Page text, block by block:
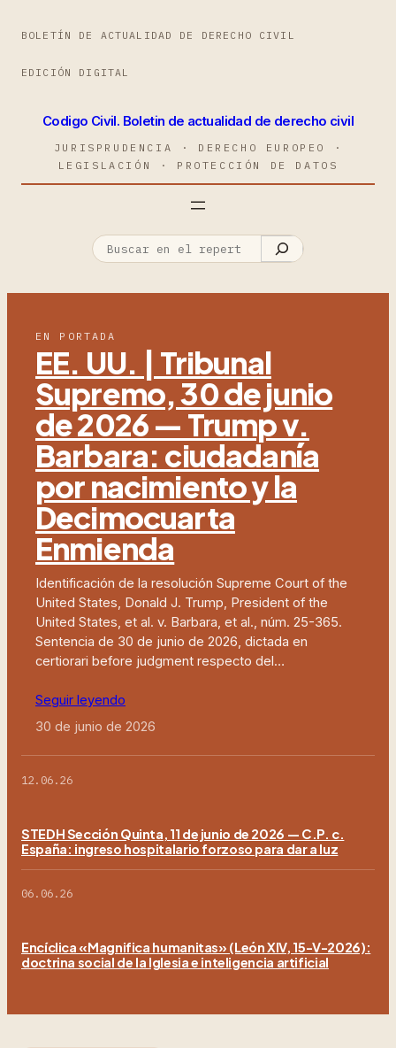
BOLETÍN DE ACTUALIDAD DE DERECHO CIVIL
EDICIÓN DIGITAL
Codigo Civil. Boletin de actualidad de derecho civil
JURISPRUDENCIA · DERECHO EUROPEO ·
LEGISLACIÓN · PROTECCIÓN DE DATOS
EN PORTADA
EE. UU. | Tribunal
Supremo, 30 de junio
de 2026 — Trump v.
Barbara: ciudadanía
por nacimiento y la
Decimocuarta
Enmienda
Identificación de la resolución Supreme Court of the
United States, Donald J. Trump, President of the
United States, et al. v. Barbara, et al., núm. 25-365.
Sentencia de 30 de junio de 2026, dictada en
certiorari before judgment respecto del…
Seguir leyendo
30 de junio de 2026
12.06.26
STEDH Sección Quinta, 11 de junio de 2026 — C.P. c.
España: ingreso hospitalario forzoso para dar a luz
06.06.26
Encíclica «Magnifica humanitas» (León XIV, 15-V-2026):
doctrina social de la Iglesia e inteligencia artificial